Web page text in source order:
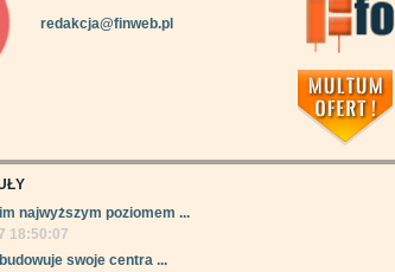
redakcja@finweb.pl
najwyższym poziomem ...
18:50:07
swoje centra ...